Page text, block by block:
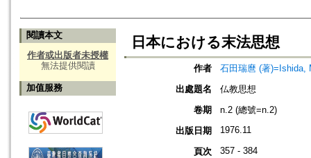
閱讀本文
作者或出版者未授權
無法提供閱讀
加值服務
日本における末法思想
作者
石田瑞麿 (著)=Ishida,
出處題名
仏教思想
卷期
n.2 (總號=n.2)
出版日期
1976.11
頁次 357 - 384